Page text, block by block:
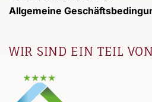
Allgemeine
WIR SIND EIN TEIL VON